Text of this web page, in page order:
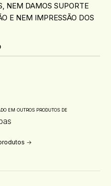
NEM DAMOS SUPORTE
E NEM IMPRESSÃO DOS
EM OUTROS PRODUTOS DE